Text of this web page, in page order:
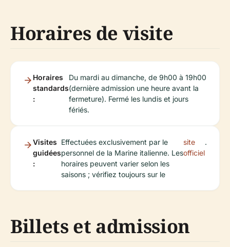
Horaires de visite
Horaires
standards
:
Du mardi au dimanche, de 9h00 à 19h00
(dernière admission une heure avant la
fermeture). Fermé les lundis et jours
fériés.
Visites
guidées
:
Effectuées exclusivement par le
personnel de la Marine italienne. Les
horaires peuvent varier selon les
saisons ; vérifiez toujours sur le
site
officiel
.
Billets et admission